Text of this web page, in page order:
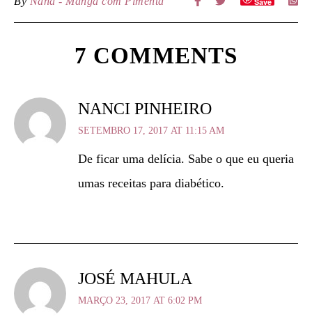
7 COMMENTS
NANCI PINHEIRO
SETEMBRO 17, 2017 AT 11:15 AM
De ficar uma delícia. Sabe o que eu queria
umas receitas para diabético.
JOSÉ MAHULA
MARÇO 23, 2017 AT 6:02 PM